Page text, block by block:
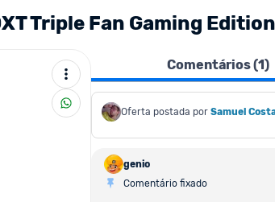
Triple Fan Gaming
Comentários (1)
Oferta postada por Samuel
genio
Comentário fixado